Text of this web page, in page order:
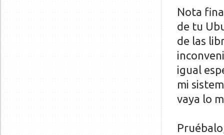
Nota
de tu
de las
igual
mi
vaya lo